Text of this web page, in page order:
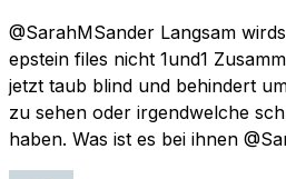
@SarahMSander Langsam
epstein files nicht 1und1
jetzt taub blind und behindert
zu sehen oder irgendwelche
haben. Was ist es bei ihnen